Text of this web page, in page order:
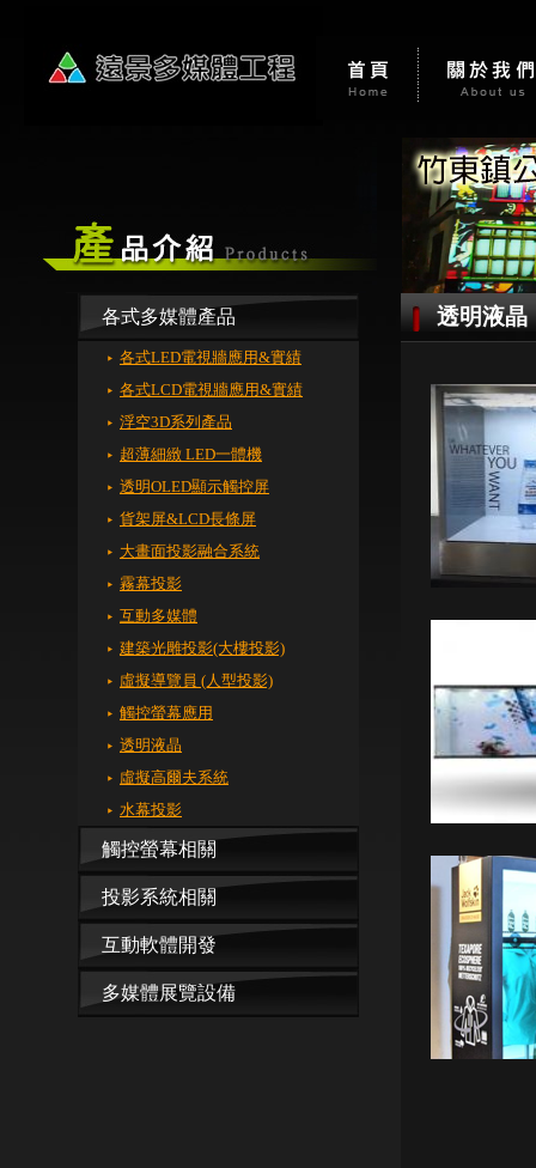
各式多媒體產品
各式LED電視牆應用&實績
各式LCD電視牆應用&實績
浮空3D系列產品
超薄細緻 LED一體機
透明OLED顯示觸控屏
貨架屏&LCD長條屏
大畫面投影融合系統
霧幕投影
互動多媒體
建築光雕投影(大樓投影)
虛擬導覽員 (人型投影)
觸控螢幕應用
透明液晶
虛擬高爾夫系統
水幕投影
觸控螢幕相關
投影系統相關
互動軟體開發
多媒體展覽設備
透明液晶